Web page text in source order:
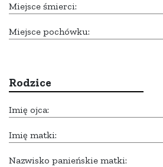
Miejsce śmierci:
Miejsce pochówku:
Rodzice
Imię ojca:
Imię matki:
Nazwisko panieńskie matki: